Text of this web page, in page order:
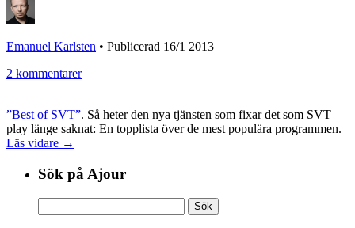
Emanuel Karlsten • Publicerad 16/1 2013
2 kommentarer
”Best of SVT”. Så heter den nya tjänsten som fixar det som SVT
play länge saknat: En topplista över de mest populära programmen.
Läs vidare →
Sök på Ajour
efter: